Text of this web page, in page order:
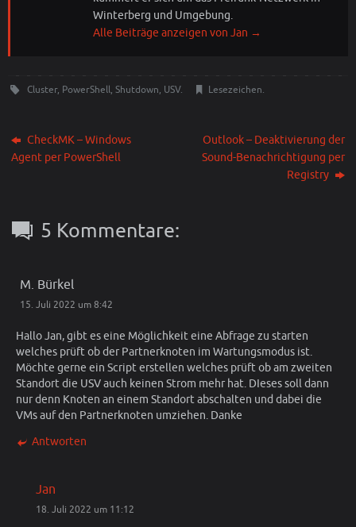
Winterberg und Umgebung.
Alle Beiträge anzeigen von Jan →
Cluster, PowerShell, Shutdown, USV. Lesezeichen.
CheckMK – Windows
Agent per PowerShell
Outlook – Deaktivierung der
Sound-Benachrichtigung per
Registry
5 Kommentare:
M. Bürkel
15. Juli 2022 um 8:42
Hallo Jan, gibt es eine Möglichkeit eine Abfrage zu starten
welches prüft ob der Partnerknoten im Wartungsmodus ist.
Möchte gerne ein Script erstellen welches prüft ob am zweiten
Standort die USV auch keinen Strom mehr hat. DIeses soll dann
nur denn Knoten an einem Standort abschalten und dabei die
VMs auf den Partnerknoten umziehen. Danke
Antworten
Jan
18. Juli 2022 um 11:12